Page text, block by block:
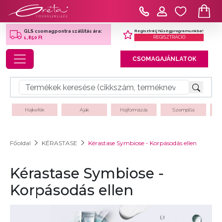
GLS csomagpontra szállítás ára:
1,850 Ft
Regisztrálj hűségprogramunkba!
REGISZTRÁCIÓ
Toggle navigation CSOMAGAJÁNLATOK
Hajkefék Ajak Hajformázás Szempilla
Főoldal KÉRASTASE Kérastase Symbiose - Korpásodás ellen
Kérastase Symbiose -
Korpásodás ellen